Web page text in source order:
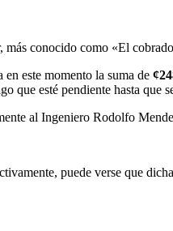
conocido como «El
este momento la suma de
esté pendiente hasta que
al Ingeniero Rodolfo
puede verse que